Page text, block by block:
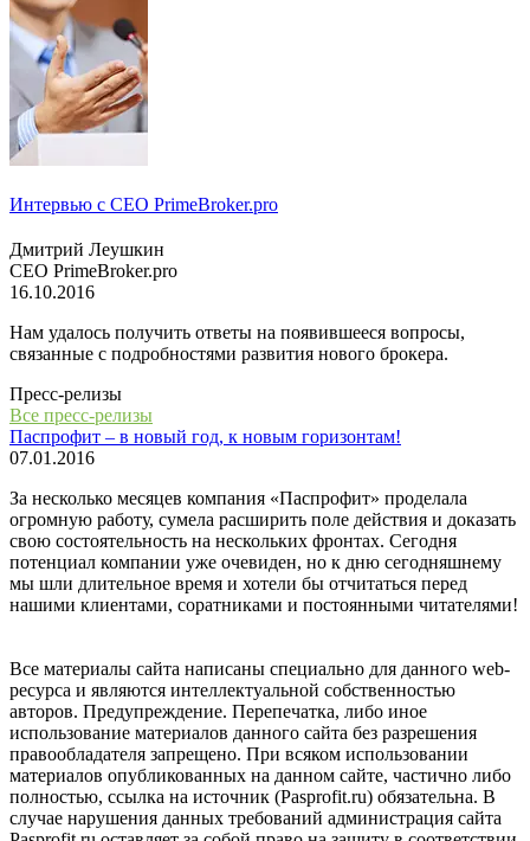
Интервью с СЕО PrimeBroker.pro
Дмитрий Леушкин
СЕО PrimeBroker.pro
16.10.2016
Нам удалось получить ответы на появившееся вопросы,
связанные с подробностями развития нового брокера.
Пресс-релизы
Все пресс-релизы
Паспрофит – в новый год, к новым горизонтам!
07.01.2016
За несколько месяцев компания «Паспрофит» проделала
огромную работу, сумела расширить поле действия и доказать
свою состоятельность на нескольких фронтах. Сегодня
потенциал компании уже очевиден, но к дню сегодняшнему
мы шли длительное время и хотели бы отчитаться перед
нашими клиентами, соратниками и постоянными читателями!
Все материалы сайта написаны специально для данного web-
ресурса и являются интеллектуальной собственностью
авторов. Предупреждение. Перепечатка, либо иное
использование материалов данного сайта без разрешения
правообладателя запрещено. При всяком использовании
материалов опубликованных на данном сайте, частично либо
полностью, ссылка на источник (Pasprofit.ru) обязательна. В
случае нарушения данных требований администрация сайта